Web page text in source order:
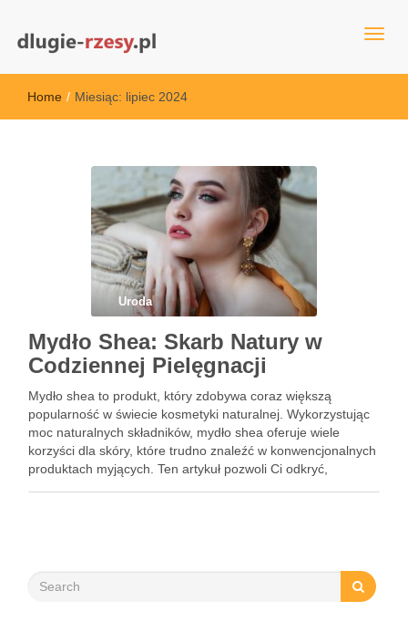
dlugie-rzesy.pl
Home / Miesiąc: lipiec 2024
Uroda
Mydło Shea: Skarb Natury w
Codziennej Pielęgnacji
Mydło shea to produkt, który zdobywa coraz większą
popularność w świecie kosmetyki naturalnej. Wykorzystując
moc naturalnych składników, mydło shea oferuje wiele
korzyści dla skóry, które trudno znaleźć w konwencjonalnych
produktach myjących. Ten artykuł pozwoli Ci odkryć,